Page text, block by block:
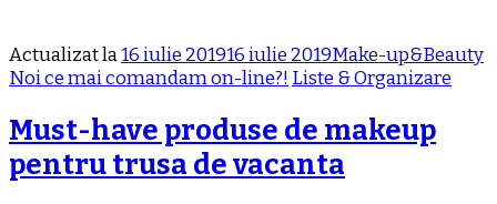
Actualizat la16 iulie 201916 iulie 2019Make-up&Beauty
Noi ce mai comandam on-line?! Liste & Organizare
Must-have produse de makeup
pentru trusa de vacanta